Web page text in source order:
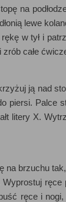
na
lewe
w tył i
całe
ją nad
piersi. Palce
litery X.
na brzuchu
ręce i